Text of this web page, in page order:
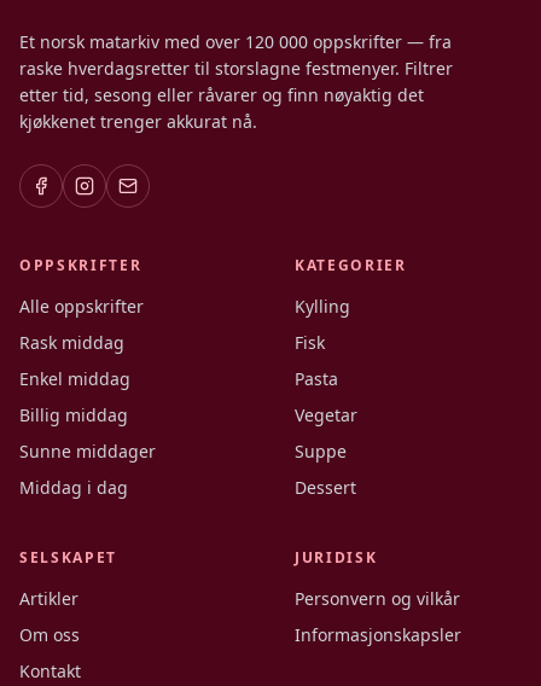
Et norsk matarkiv med over 120 000 oppskrifter — fra
raske hverdagsretter til storslagne festmenyer. Filtrer
etter tid, sesong eller råvarer og finn nøyaktig det
kjøkkenet trenger akkurat nå.
OPPSKRIFTER
Alle oppskrifter
Rask middag
Enkel middag
Billig middag
Sunne middager
Middag i dag
KATEGORIER
Kylling
Fisk
Pasta
Vegetar
Suppe
Dessert
SELSKAPET
Artikler
Om oss
Kontakt
JURIDISK
Personvern og vilkår
Informasjonskapsler